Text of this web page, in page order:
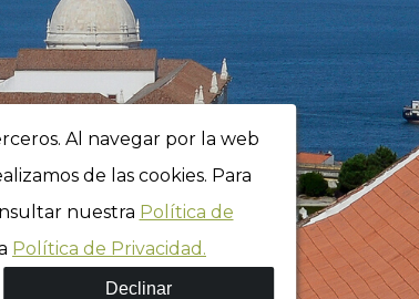
Al navegar por la web
de las cookies. Para
nuestra Política de
Política de Privacidad.
Declinar